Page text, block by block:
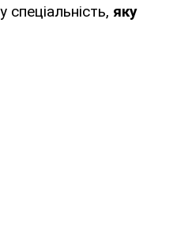
яку